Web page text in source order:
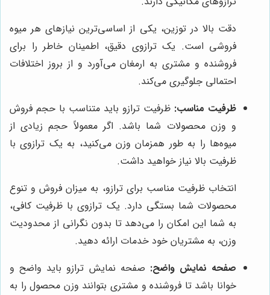
دقت بالا در توزین، یکی از اساسی‌ترین نیازهای هر میوه
فروشی است. یک ترازوی دقیق، اطمینان خاطر را برای
فروشنده و مشتری به ارمغان می‌آورد و از بروز اختلافات
احتمالی جلوگیری می‌کند.
ظرفیت مناسب: ظرفیت ترازو باید متناسب با حجم فروش
و وزن محصولات شما باشد. اگر معمولاً حجم زیادی از
میوه‌ها را به طور همزمان وزن می‌کنید، به یک ترازوی با
ظرفیت بالا نیاز خواهید داشت.
انتخاب ظرفیت مناسب برای ترازو، به میزان فروش و تنوع
محصولات شما بستگی دارد. یک ترازوی با ظرفیت کافی،
به شما این امکان را می‌دهد تا بدون نگرانی از محدودیت
وزن، به مشتریان خود خدمات ارائه دهید.
صفحه نمایش واضح: صفحه نمایش ترازو باید واضح و
خوانا باشد تا فروشنده و مشتری بتوانند وزن محصول را به